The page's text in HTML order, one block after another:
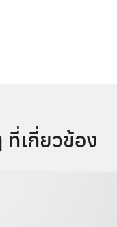
ที่เกี่ยวข้อง